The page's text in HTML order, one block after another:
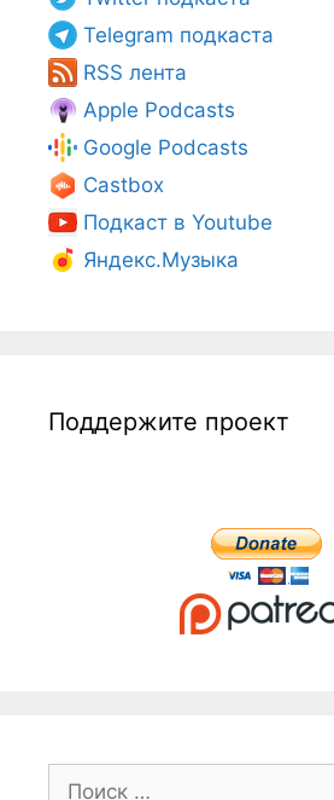
Telegram подкаста
RSS лента
Apple Podcasts
Google Podcasts
Castbox
Подкаст в Youtube
Яндекс.Музыка
Поддержите проект
Поиск: